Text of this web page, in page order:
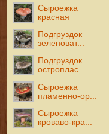
Сыроежка
красная
Подгруздок
зеленоват...
Подгруздок
остроплас...
Сыроежка
пламенно-ор...
Сыроежка
кроваво-кра...